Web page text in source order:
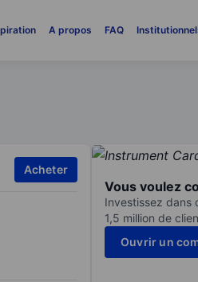
A propos FAQ
Acheter
Vous voulez
Investissez dans
1,5 million de
Ouvrir un